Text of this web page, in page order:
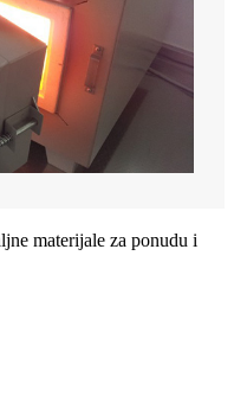
materijale za ponudu i